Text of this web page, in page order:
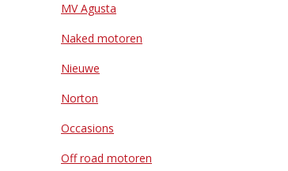
MV Agusta
Naked motoren
Nieuwe
Norton
Occasions
Off road motoren